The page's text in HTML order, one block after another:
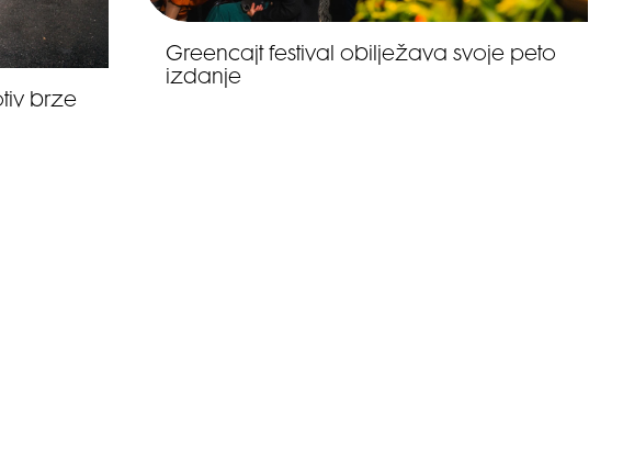
brze
Greencajt festival obilježava svoje peto
izdanje